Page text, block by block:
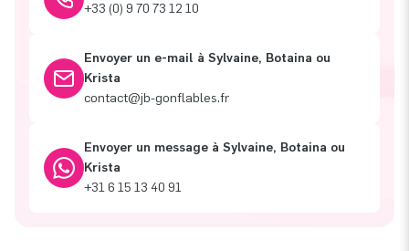
+33 (0) 9 70 73 12 10
Envoyer un e-mail à Sylvaine, Botaina ou
Krista
contact@jb-gonflables.fr
Envoyer un message à Sylvaine, Botaina ou
Krista
+31 6 15 13 40 91